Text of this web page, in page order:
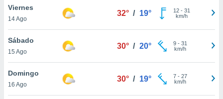
cookies
aceptar
Viernes
14 Ago
32° / 19° 12- 31
km/h
Sábado
15 Ago
30° / 20° 9- 31
km/h
Domingo
16 Ago
30° / 19° 7- 27
km/h